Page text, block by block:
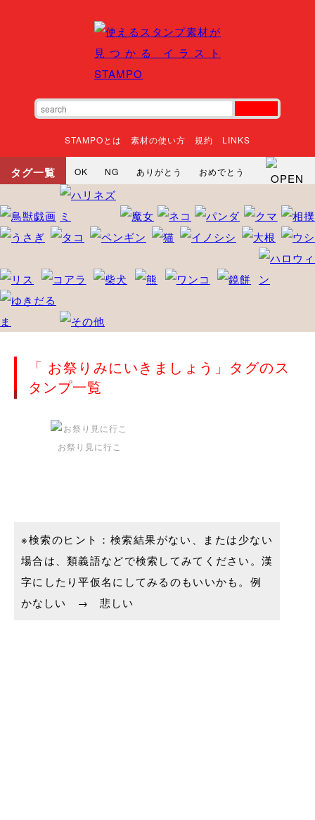
STAMPOとは 素材の使い方 規約 LINKS
タグ一覧 OK NG ありがとう
おめでとう
寝る
やったね
ごめんなさい やった
怒る
悲しい
だるい 衝撃 まったり
暇
るんるん ファイト
焦る
向かってます
じー
「 お祭りみにいきましょう」タグのス
タンプ一覧
お祭り見に行こ
※検索のヒント：検索結果がない、または少ない
場合は、類義語などで検索してみてください。漢
字にしたり平仮名にしてみるのもいいかも。例
かなしい → 悲しい